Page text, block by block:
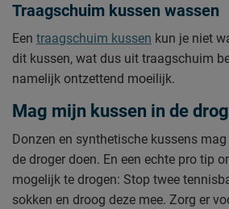
Traagschuim kussen wassen
Een traagschuim kussen kun je niet
dit kussen, wat dus uit traagschuim
namelijk ontzettend moeilijk.
Mag mijn kussen in de
Donzen en synthetische kussens
de droger doen. En een echte pro tip
mogelijk te drogen: Stop twee
sokken en droog deze mee. Zorg er